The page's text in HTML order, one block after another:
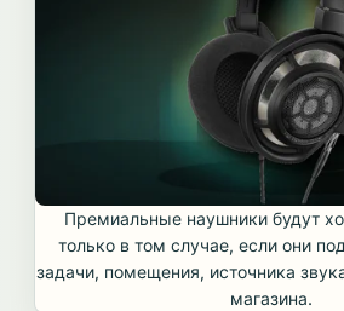
Премиальные наушники будут
только в том случае, если они
задачи, помещения, источника
магазина.